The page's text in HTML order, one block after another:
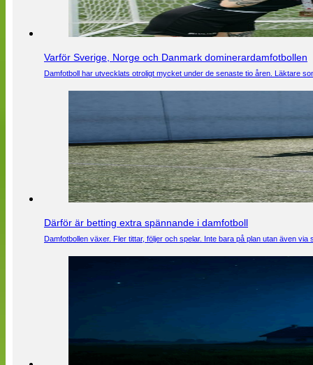
Varför Sverige, Norge och Danmark dominerardamfotbollen
Damfotboll har utvecklats otroligt mycket under de senaste tio åren. Läktare
Därför är betting extra spännande i damfotboll
Damfotbollen växer. Fler tittar, följer och spelar. Inte bara på plan utan även